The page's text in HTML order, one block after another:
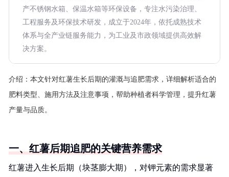
产不锈钢水箱、保温水箱等环保设备，专注水污染治理、
工程服务及环保技术研发，成立于2024年，依托成熟技术
体系与全产业链服务能力，为工业及市政领域提供高效解
决方案。
介绍： 本文针对红薯生长后期的灌溉与追肥需求，详细解析适合的
肥料类型、施用方法及注意事项，帮助种植者科学管理，提升红薯
产量与品质。
一、红薯后期追肥的关键营养需求
红薯进入生长后期（块茎膨大期），对钾元素的需求显著